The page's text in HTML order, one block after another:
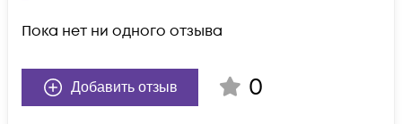
Пока нет ни одного отзыва
Добавить отзыв 0